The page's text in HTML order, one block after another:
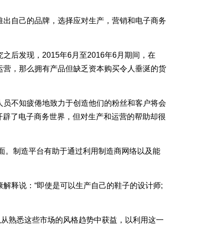
自己的品牌，选择应对生产，营销和电子商务
后发现，2015年6月至2016年6月期间，在
，那么拥有产品但缺乏资本购买令人垂涎的货
不知疲倦地致力于创造他们的粉丝和客户将会
了电子商务世界，但对生产和运营的帮助却很
制造平台有助于通过利用制造商网络以及能
释说：“即使是可以生产自己的鞋子的设计师;
悉这些市场的风格趋势中获益，以利用这一